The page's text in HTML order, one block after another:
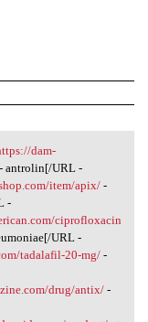
dam-
antrolin[/URL -
item/apix/-
-
ciprofloxacin
URL -
tadalafil-20-mg/-
drug/antix/-